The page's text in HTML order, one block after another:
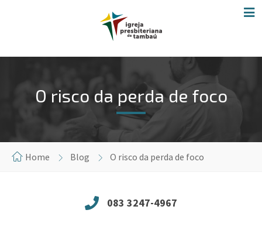
O risco da perda de foco
Home Blog O risco da perda de foco
083 3247-4967